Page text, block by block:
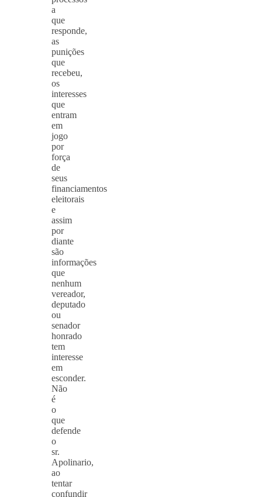
a
que
responde,
as
punições
que
recebeu,
os
interesses
que
entram
em
jogo
por
força
de
seus
financiamentos
eleitorais
e
assim
por
diante
são
informações
que
nenhum
vereador,
deputado
ou
senador
honrado
tem
interesse
em
esconder.
Não
é
o
que
defende
o
sr.
Apolinario,
ao
tentar
confundir